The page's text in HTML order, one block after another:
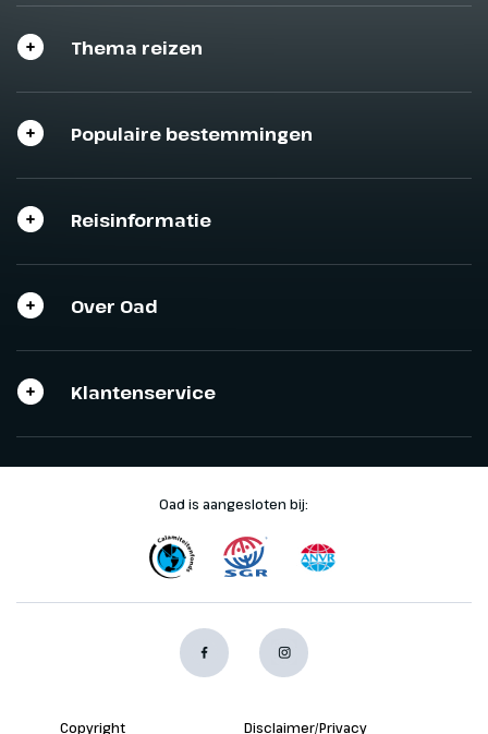
Sluit het programma
Sluiten
Thema reizen
Populaire bestemmingen
Reisinformatie
Over Oad
Klantenservice
Oad is aangesloten bij:
Copyright Disclaimer/Privacy